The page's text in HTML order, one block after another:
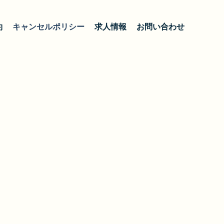
キャンセルポリシー 求人情報 お問い合わせ